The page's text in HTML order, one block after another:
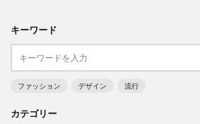
キーワード
ファッション デザイン 流行
カテゴリー